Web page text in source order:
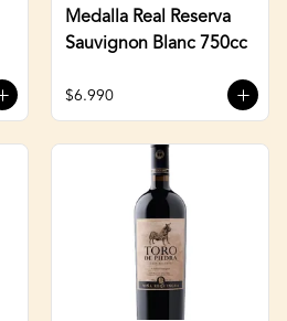
Medalla Real Reserva
Sauvignon Blanc 750cc
$6.990